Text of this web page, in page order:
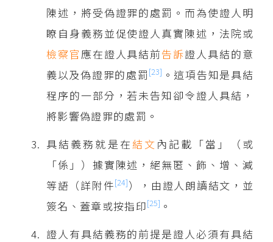
陳述，將受偽證罪的處罰。而為使證人明
瞭自身義務並促使證人真實陳述，法院或
檢察官 應在證人具結前告訴證人具結的意
義以及偽證罪的處罰 [23] 。這項告知是具結
程序的一部分，若未告知卻令證人具結，
將影響偽證罪的處罰。
具結義務就是在 結文 內記載「當」（或
「係」）據實陳述，絕無匿、飾、增、減
等語（詳附件[24]），由證人朗讀結文，並
簽名、蓋章或按指印[25] 。
證人有具結義務的前提是證人必須有具結